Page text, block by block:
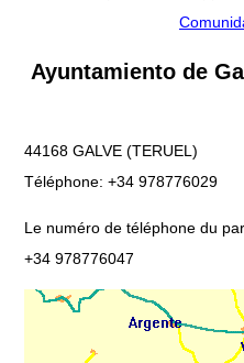
Ayuntamiento de
44168 GALVE (TERUEL)
Téléphone: +34 978776029
Le numéro de téléphone du
+34 978776047